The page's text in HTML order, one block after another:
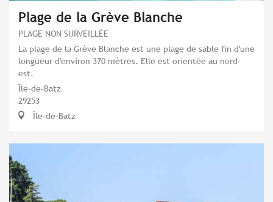
Plage de la Grève Blanche
PLAGE NON SURVEILLÉE
La plage de la Grève Blanche est une plage de sable fin d'une
longueur d'environ 370 mètres. Elle est orientée au nord-
est.
Île-de-Batz
29253
Île-de-Batz